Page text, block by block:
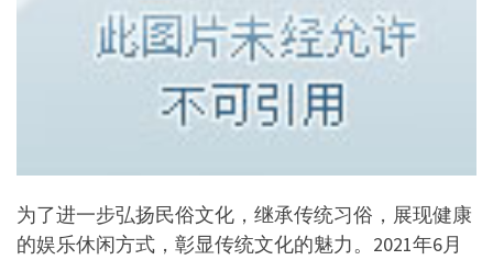
为了进一步弘扬民俗文化，继承传统习俗，展现健康
的娱乐休闲方式，彰显传统文化的魅力。2021年6月